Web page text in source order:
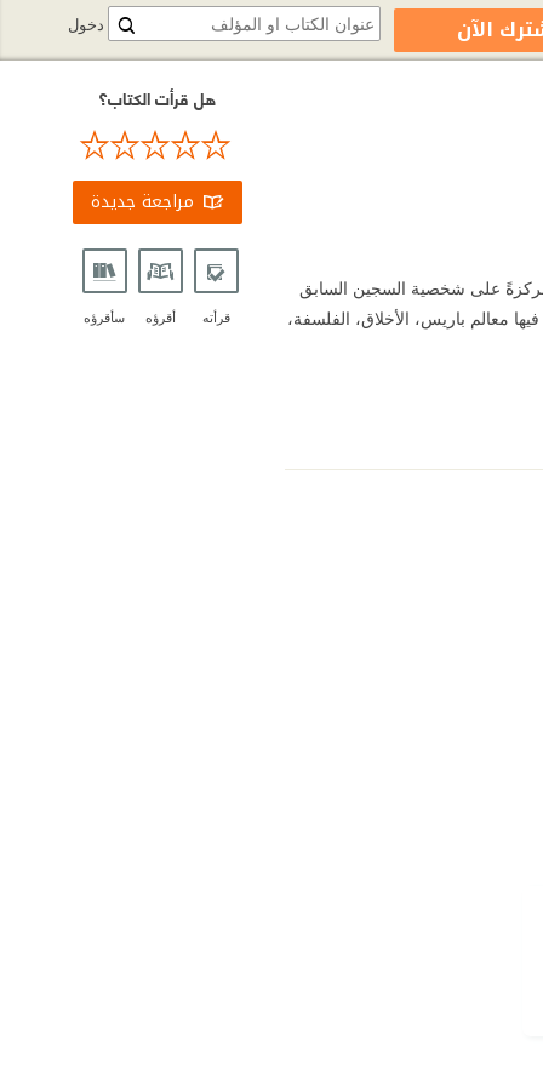
على شخصية السجين السابق
معالم باريس، الأخلاق، الفلسفة،
هل قرأت الكتاب؟
مراجعة جديدة
قرأته أقرؤه سأقرؤه
دخول الآن